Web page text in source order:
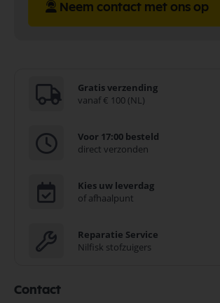
Neem contact met ons op
Gratis verzending
vanaf € 100 (NL)
Voor 17:00 besteld
direct verzonden
Kies uw leverdag
of afhaalpunt
Reparatie Service
Nilfisk stofzuigers
Contact